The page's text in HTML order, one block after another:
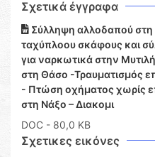
Σχετικά έγγραφα
Σύλληψη αλλοδαπού
ταχύπλοου σκάφους και
για ναρκωτικά στην
στη Θάσο -Τραυματισμός
- Πτώση οχήματος χωρίς
στη Νάξο – Διακομι
DOC - 80,0 KB
Σχετικες εικόνες